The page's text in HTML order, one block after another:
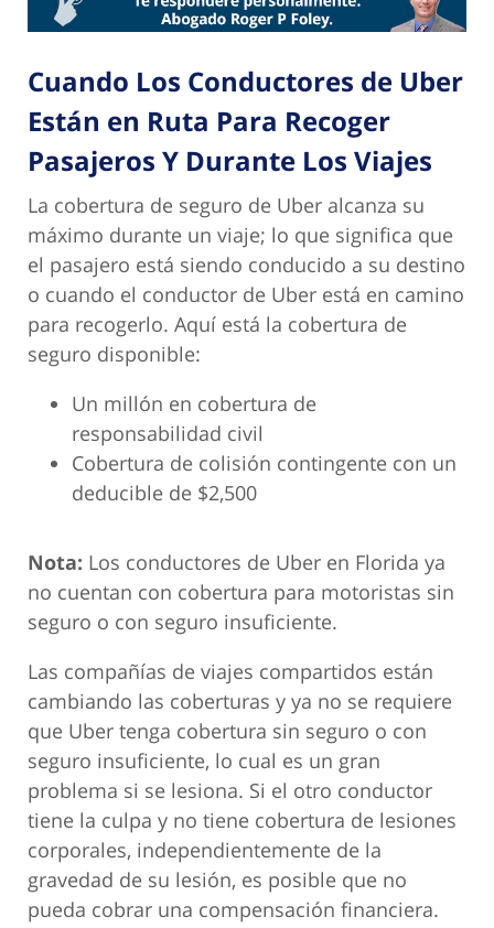
Cuando Los Conductores de Uber
Están en Ruta Para Recoger
Pasajeros Y Durante Los Viajes
La cobertura de seguro de Uber alcanza su
máximo durante un viaje; lo que significa que
el pasajero está siendo conducido a su destino
o cuando el conductor de Uber está en camino
para recogerlo. Aquí está la cobertura de
seguro disponible:
Un millón en cobertura de
responsabilidad civil
Cobertura de colisión contingente con un
deducible de $2,500
Nota: Los conductores de Uber en Florida ya
no cuentan con cobertura para motoristas sin
seguro o con seguro insuficiente.
Las compañías de viajes compartidos están
cambiando las coberturas y ya no se requiere
que Uber tenga cobertura sin seguro o con
seguro insuficiente, lo cual es un gran
problema si se lesiona. Si el otro conductor
tiene la culpa y no tiene cobertura de lesiones
corporales, independientemente de la
gravedad de su lesión, es posible que no
pueda cobrar una compensación financiera.